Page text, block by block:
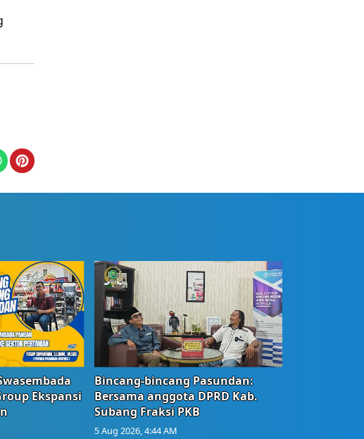
Ekspansi
Bincang-bincang Pasundan:
Bersama anggota DPRD Kab.
Subang Fraksi PKB
5 Aug 2026, 4:44 AM